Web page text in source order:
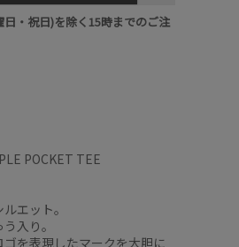
・祝日)を除く15時までのご注
POCKET TEE
エット。
入り。
を表現したマークを大胆に